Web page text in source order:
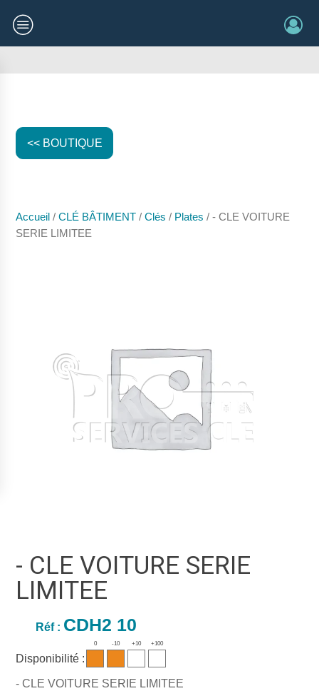
<< BOUTIQUE
Accueil /CLÉ BÂTIMENT /Clés / Plates / - CLE VOITURE
SERIE LIMITEE
- CLE VOITURE SERIE
LIMITEE
Réf : CDH2 10
Disponibilité :
0 -10 +10 +100
- CLE VOITURE SERIE LIMITEE